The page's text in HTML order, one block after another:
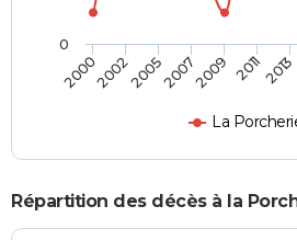
La
20002002200520072009 20112013
0
Répartition des décès à la